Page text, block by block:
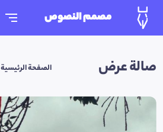
مصمم النصوص
صالة عرض الصفحة الرئيسية